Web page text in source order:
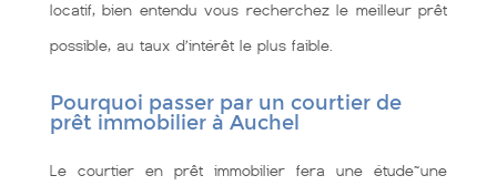
locatif, bien entendu vous recherchez le meilleur prêt
possible, au taux d’intérêt le plus faible.
Pourquoi passer par un courtier de
prêt immobilier à Auchel
Le courtier en prêt immobilier fera une étude~une